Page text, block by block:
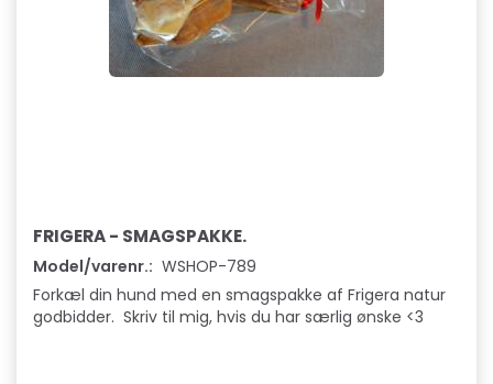
FRIGERA - SMAGSPAKKE.
Model/varenr.: WSHOP-789
Forkæl din hund med en smagspakke af Frigera natur
godbidder. Skriv til mig, hvis du har særlig ønske <3